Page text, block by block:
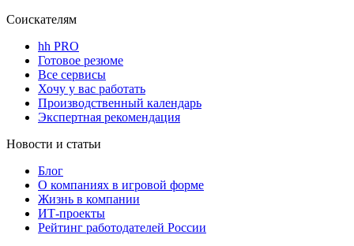
Соискателям
hh PRO
Готовое резюме
Все сервисы
Хочу у вас работать
Производственный календарь
Экспертная рекомендация
Новости и статьи
Блог
О компаниях в игровой форме
Жизнь в компании
ИТ-проекты
Рейтинг работодателей России